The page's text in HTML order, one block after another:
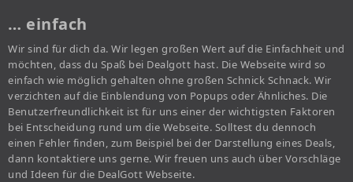
… einfach
Wir sind für dich da. Wir legen großen Wert auf die Einfachheit und
möchten, dass du Spaß bei Dealgott hast. Die Webseite wird so
einfach wie möglich gehalten ohne großen Schnick Schnack. Wir
verzichten auf die Einblendung von Popups oder Ähnliches. Die
Benutzerfreundlichkeit ist für uns einer der wichtigsten Faktoren
bei Entscheidung rund um die Webseite. Solltest du dennoch
einen Fehler finden, zum Beispiel bei der Darstellung eines Deals,
dann kontaktiere uns gerne. Wir freuen uns auch über Vorschläge
und Ideen für die DealGott Webseite.